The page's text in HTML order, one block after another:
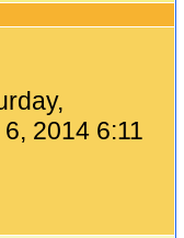
2014 6:11